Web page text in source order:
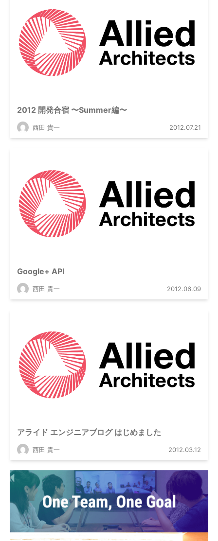
2012 開発合宿 〜Summer編〜
西田 貴一 2012.07.21
Google+ API
西田 貴一 2012.06.09
アライド エンジニアブログ はじめました
西田 貴一 2012.03.12